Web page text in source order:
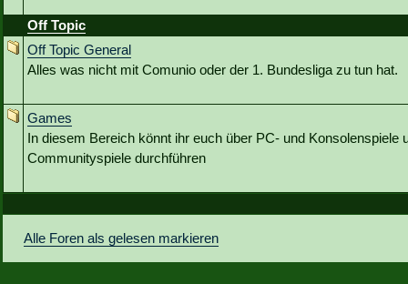
Off Topic
Off Topic General
Alles was nicht mit Comunio oder der 1. Bundesliga zu tun hat.
Games
In diesem Bereich könnt ihr euch über PC- und Konsolenspiele
Communityspiele durchführen
Alle Foren als gelesen markieren